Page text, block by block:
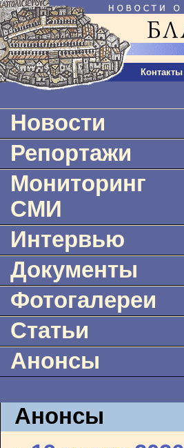
Контакты
Новости
Репортажи
Мониторинг
СМИ
Интервью
Документы
Фотогалереи
Статьи
Анонсы
Анонсы